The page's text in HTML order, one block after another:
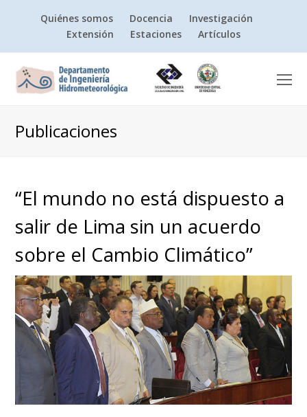
Quiénes somos Docencia
Investigación
Extensión
Estaciones Artículos
Publicaciones
“El mundo no está dispuesto a
salir de Lima sin un acuerdo
sobre el Cambio Climático”